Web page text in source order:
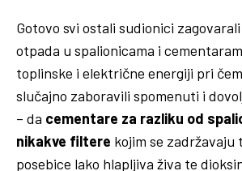
Gotovo svi ostali sudionici
otpada u spalionicama i
toplinske i električne energiji pri
slučajno zaboravili spomenuti i
– da cementare za razliku od
nikakve filtere kojim se zadržavaju
posebice lako hlapljiva živa te